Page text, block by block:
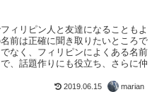
ィリピン人と友達になることもよ
前は正確に聞き取りたいところで
なく、フィリピンによくある名前
、話題作りにも役立ち、さらに仲
2019.06.15 marian